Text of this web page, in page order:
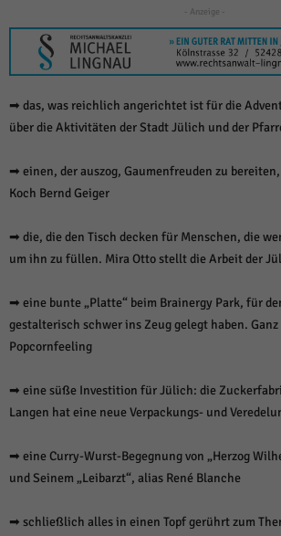
- Anzeige -
➡ das, was reichlich angerichtet ist für die
über die Aktivitäten der Stadt Jülich und der
➡ einen, der auszog, Gaumenfreuden zu
Koch Bernd Geiger
➡ die, die den Tisch decken für Menschen, die
um ihn zu füllen. Mira Otto stellt die Arbeit der
➡ eine bunte „Platte“ beim Brainergy Park, für
gestalterisch schwer ins Zeug gelegt haben.
Popcornfeeling
➡ eine süße Investition für Jülich: die
Langen hat eine neue Verpackungs- und
➡ eine Curry-Wurst-Begegnung von „Herzog
und Seinem „Leibarzt“, alias René Blanche
➡ schließlich alles in einen Topf gerührt zum
Cookie-Informationen anzeigen
Marketing (1)
Marketing-Cookies werden von Drittanbietern oder
um personalisierte Werbung anzuzeigen. Sie tun dies,
über Websites hinweg verfolgen.
Externe Medien (6)
standardmäßig blockiert. Wenn Cookies von externen
werden, bedarf der Zugriff auf diese Inhalte keiner
Cookie-Informationen anzeigen
powered by Borlabs Cookie